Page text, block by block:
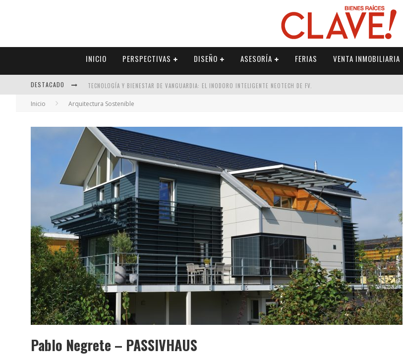
INICIO PERSPECTIVAS DISEÑO ASESORÍA FERIAS VENTA INMOBILIARIA
DESTACADO TECNOLOGÍA Y BIENESTAR DE VANGUARDIA: EL INODORO INTELIGENTE NEOTECH DE FV.
SECTOR INMOBILIARIO – RECUPERACIÓN A PASO FIRME
ALEXANDRA BEDOYA – LA CONSTANCIA DETRÁS DE LA PALETERÍA
EL DESPERTAR DE LA CALIDEZ: ACABADOS DORADOS DE FV PARA ELEVAR TU ESPACIO
Inicio Arquitectura Sostenible
Pablo Negrete – PASSIVHAUS
SAINT-GOBAIN IMPTEK – XI CONVENCIÓN
INTERNACIONAL